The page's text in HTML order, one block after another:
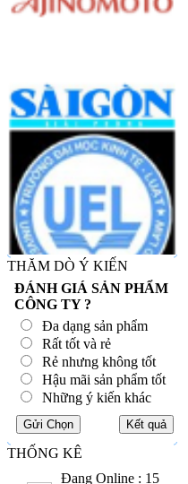
THĂM DÒ Ý KIẾN
ĐÁNH GIÁ SẢN PHẨM
CÔNG TY ?
Đa dạng sản phẩm
Rất tốt và rẻ
Rẻ nhưng không tốt
Hậu mãi sản phẩm tốt
Những ý kiến khác
THỐNG KÊ
Đang Online : 15